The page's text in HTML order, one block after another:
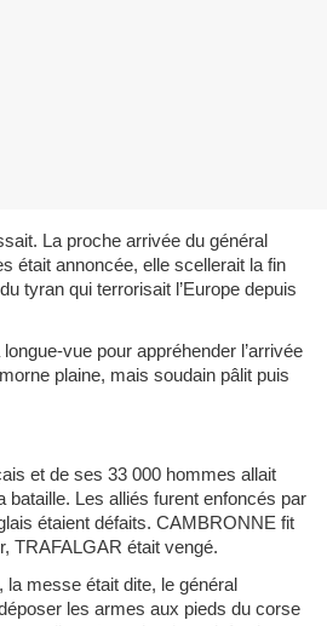
La proche arrivée du général
était annoncée, elle scellerait la fin
tyran qui terrorisait l’Europe depuis
vue pour appréhender l’arrivée
plaine, mais soudain pâlit puis
et de ses 33 000 hommes allait
bataille. Les alliés furent enfoncés par
étaient défaits. CAMBRONNE fit
TRAFALGAR était vengé.
messe était dite, le général
les armes aux pieds du corse